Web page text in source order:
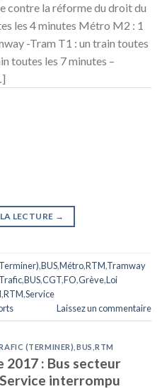
contre la réforme du droit du
les 4 minutes Métro M2 : 1
-Tram T1 : un train toutes
toutes les 7 minutes –
LECTURE →
,BUS,Métro,RTM,Tramway
,BUS,CGT,FO,Grève,Loi
,RTM,Service
Laissez un commentaire
(TERMINER) BUS ,RTM
2017 : Bus secteur
interrompu